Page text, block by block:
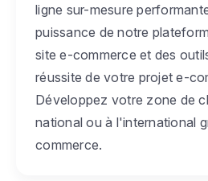
ligne sur-mesure
puissance de notre
site e-commerce et des
réussite de votre projet e-
Développez votre zone de
national ou à l'international
commerce.